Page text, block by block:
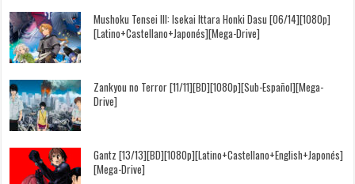
Mushoku Tensei III: Isekai Ittara Honki Dasu [06/14][1080p]
[Latino+Castellano+Japonés][Mega-Drive]
Zankyou no Terror [11/11][BD][1080p][Sub-Español][Mega-
Drive]
Gantz [13/13][BD][1080p][Latino+Castellano+English+Japonés]
[Mega-Drive]